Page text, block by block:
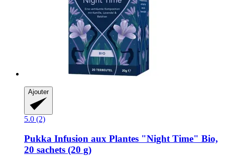
Ajouter
5.0 (2)
Pukka Infusion aux Plantes "Night Time" Bio,
20 sachets (20 g)